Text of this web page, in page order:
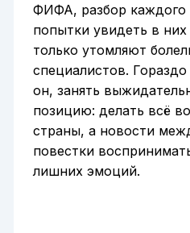
ФИФА, разбор каждого
попытки увидеть в
только утомляют
специалистов.
он, занять
позицию: делать всё
страны, а новости
повестки
лишних эмоций.